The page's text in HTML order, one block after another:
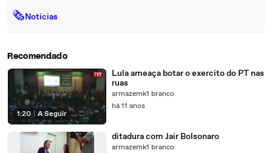
🗞Notícias
Recomendado
1:20 A Seguir
Lula ameaça botar o exercito do PT nas
ruas
armazemk1 branco
há 11 anos
ditadura com Jair Bolsonaro
armazemk1 branco